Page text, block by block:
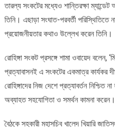
তারল্য সংকটের মধ্যেও শান্তিরক্ষা
তিনি। এছাড়া সংঘাত-পরবর্তী
প্রয়োজনীয়তার কথাও উল্লেখ করেন তিনি।
রোহিঙ্গা সংকট প্রসঙ্গে শামা ওবায়েদ বলেন,
প্রত্যাবাসনই এ সংকটের একমাত্র কার্যকর
রোহিঙ্গাদের নিজ দেশে প্রত্যাবর্তন নিশ্চিত
অব্যাহত সহযোগিতা ও সমর্থন কামনা করেন।
বৈঠকে সহকারী মহাসচিব খালেদ খিয়ারি